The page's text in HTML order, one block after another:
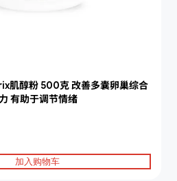
肌醇粉 500克 改善多囊卵巢综合
有助于调节情绪
加入购物车